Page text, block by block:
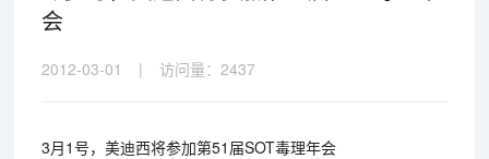
会
2012-03-01 | 访问量： 2437
3月1号，美迪西将参加第51届SOT毒理年会